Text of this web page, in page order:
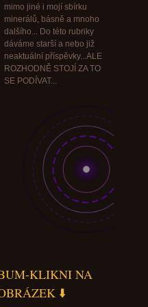
mimo jiné i mojí sbírku
minerálů, básně a mnoho
dalšího... Do této rubriky
dáváme starší a nebo již
neaktuální příspěvky...ALE
ROZHODNĚ STOJÍ ZA TO
SE PODÍVAT...
KLIKNI NA
⬇️